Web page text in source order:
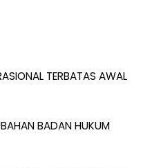
TERBATAS AWAL
BADAN HUKUM